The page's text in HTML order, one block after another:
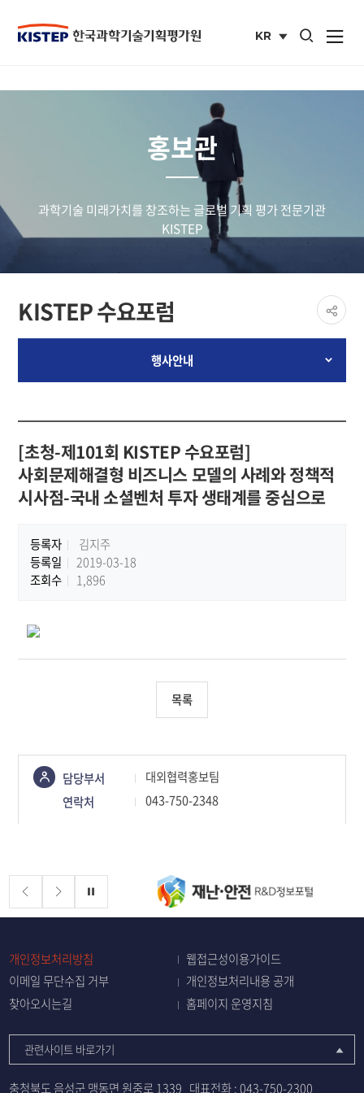
KR
통합검색 열기
사이트맵
홍보관
과학기술 미래가치를 창조하는 글로벌 기획 평가 전문기관
KISTEP
KISTEP 수요포럼
페이지
공유
share
행사안내
[초청-제101회 KISTEP 수요포럼]
사회문제해결형 비즈니스 모델의 사례와 정책적
시사점-국내 소셜벤처 투자 생태계를 중심으로
등록자
김지주
등록일
2019-03-18
조회수
1,896
목록
콘텐츠
정보책임자
담당부서
대외협력홍보팀
연락처
043-750-2348
배너존
개인정보처리방침
웹접근성이용가이드
이메일 무단수집 거부
개인정보처리내용 공개
찾아오시는길
홈페이지 운영지침
관련사이트 바로가기
충청북도 음성군 맹동면 원중로 1339 대표전화 :043-750-2300